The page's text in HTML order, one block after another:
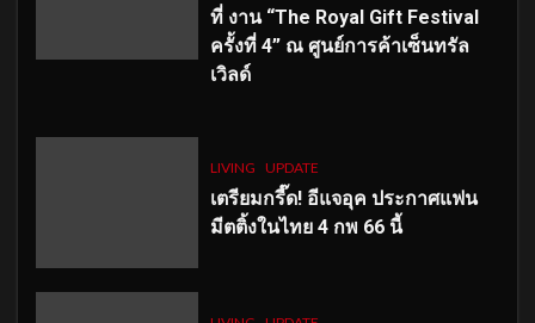
ที่ งาน “The Royal Gift Festival
ครั้งที่ 4” ณ ศูนย์การค้าเซ็นทรัล
เวิลด์
LIVING UPDATE
เตรียมกรี๊ด! อีแจอุค ประกาศแฟน
มีตติ้งในไทย 4 กพ 66 นี้